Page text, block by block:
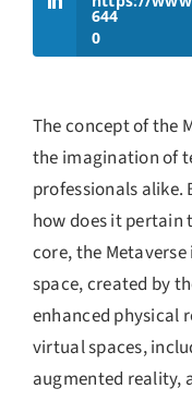
644
0
The concept of the
the imagination of
professionals alike.
how does it pertain
core, the
space, created by
enhanced physical
virtual spaces,
augmented reality,